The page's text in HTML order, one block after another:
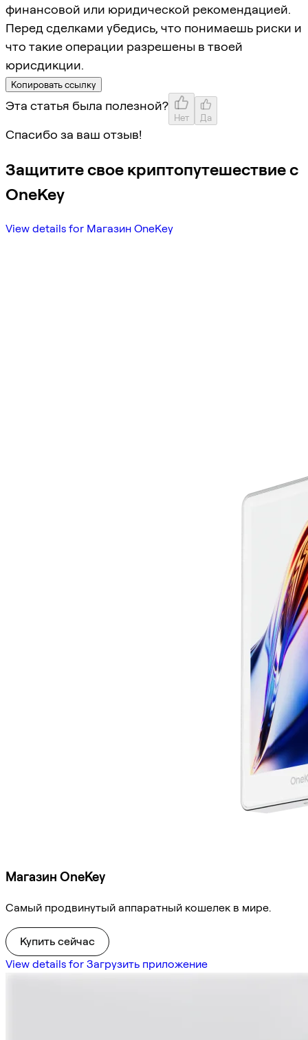
финансовой или юридической рекомендацией.
Перед сделками убедись, что понимаешь риски и
что такие операции разрешены в твоей
юрисдикции.
Копировать ссылку
Эта статья была полезной?
Нет Да
Спасибо за ваш отзыв!
Защитите свое криптопутешествие с
OneKey
View details for Магазин OneKey
Магазин OneKey
Самый продвинутый аппаратный кошелек в мире.
Купить сейчас
View details for Загрузить приложение